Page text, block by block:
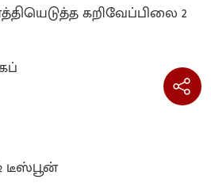
கறிவேப்பிலை 2
டீஸ்பூன்